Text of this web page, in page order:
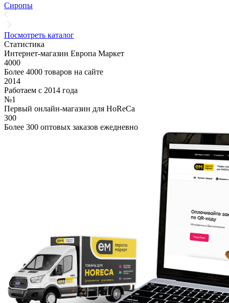
Сиропы
Посмотреть каталог
Статистика
Интернет-магазин Европа Маркет
4000
Более 4000 товаров на сайте
2014
Работаем с 2014 года
№1
Первый онлайн-магазин для HoReCa
300
Более 300 оптовых заказов ежедневно